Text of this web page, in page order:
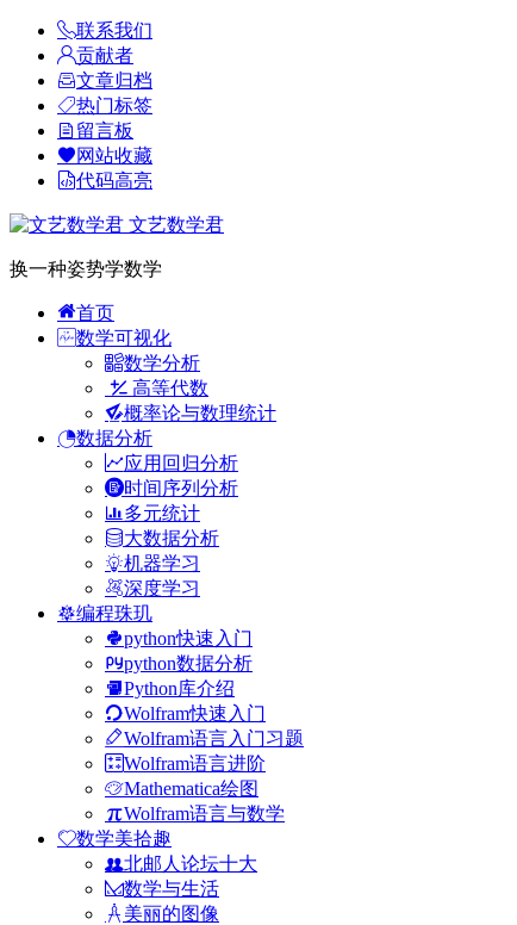
联系我们
贡献者
文章归档
热门标签
留言板
网站收藏
代码高亮
文艺数学君
换一种姿势学数学
首页
数学可视化
数学分析
高等代数
概率论与数理统计
数据分析
应用回归分析
时间序列分析
多元统计
大数据分析
机器学习
深度学习
编程珠玑
python快速入门
python数据分析
Python库介绍
Wolfram快速入门
Wolfram语言入门习题
Wolfram语言进阶
Mathematica绘图
Wolfram语言与数学
数学美拾趣
北邮人论坛十大
数学与生活
美丽的图像